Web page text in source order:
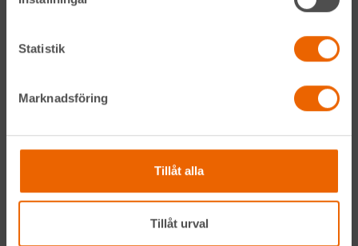
Statistik
Marknadsföring
Tillåt alla
Tillåt urval
Facebook